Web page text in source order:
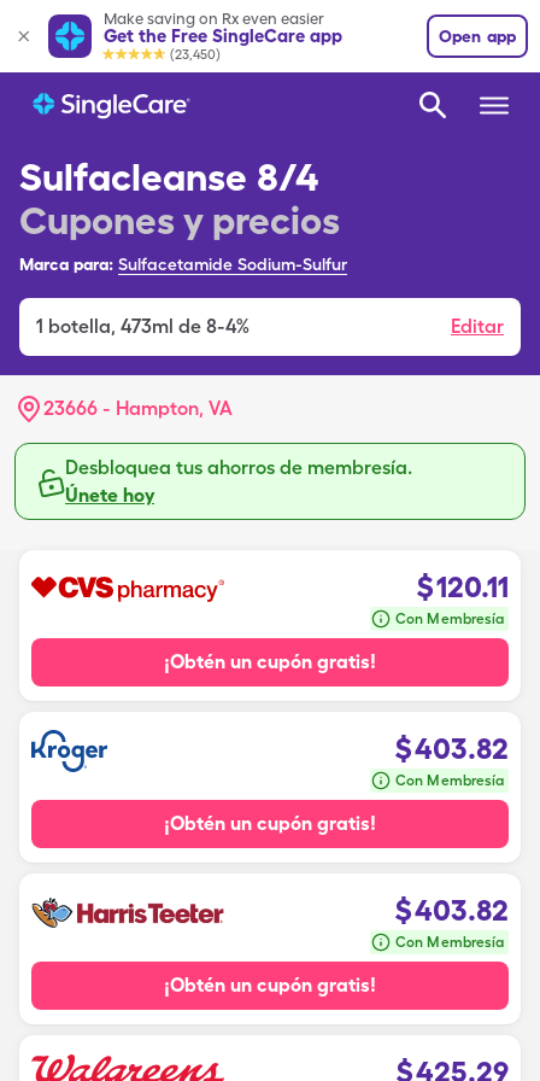
Make saving on Rx even easier
Get the Free SingleCare app
(23,450)
Open app
Sulfacleanse 8/4
Cupones y precios
Marca para: Sulfacetamide Sodium-Sulfur
1 botella, 473ml de 8-4% Editar
23666 - Hampton, VA
Desbloquea tus ahorros de membresía.
Únete hoy
$120.11
Con Membresía
¡Obtén un cupón gratis!
$403.82
Con Membresía
¡Obtén un cupón gratis!
$403.82
Con Membresía
¡Obtén un cupón gratis!
$425.29